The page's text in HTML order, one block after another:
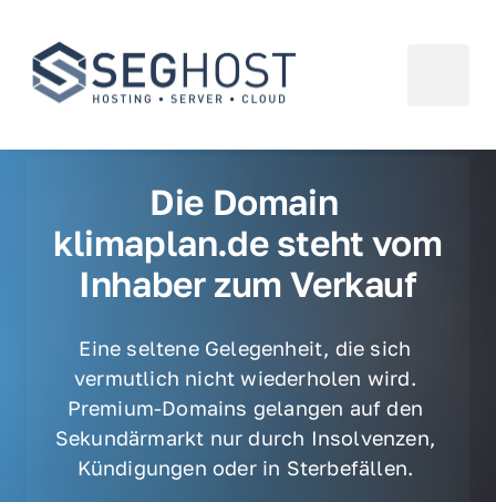
Die Domain
klimaplan.de steht vom
Inhaber zum Verkauf
Eine seltene Gelegenheit, die sich
vermutlich nicht wiederholen wird.
Premium-Domains gelangen auf den
Sekundärmarkt nur durch Insolvenzen,
Kündigungen oder in Sterbefällen.